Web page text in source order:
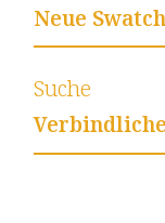
Neue
Suche